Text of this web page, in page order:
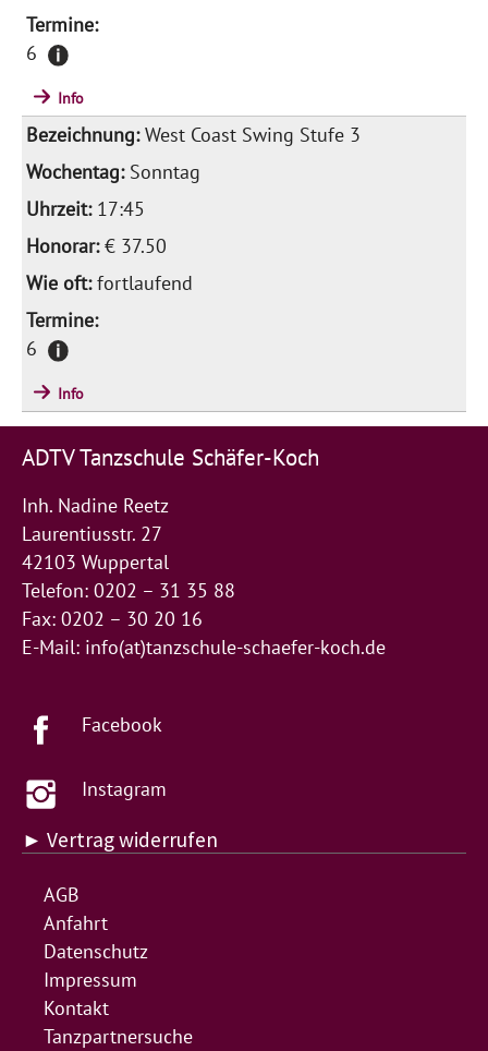
6
Info
West Coast Swing Stufe 3
Sonntag
17:45
€ 37.50
fortlaufend
6
Info
ADTV Tanzschule Schäfer-Koch
Inh. Nadine Reetz
Laurentiusstr. 27
42103 Wuppertal
Telefon: 0202 – 31 35 88
Fax: 0202 – 30 20 16
E-Mail: info(at)tanzschule-schaefer-koch.de
Facebook
Instagram
► Vertrag widerrufen
AGB
Anfahrt
Datenschutz
Impressum
Kontakt
Tanzpartnersuche